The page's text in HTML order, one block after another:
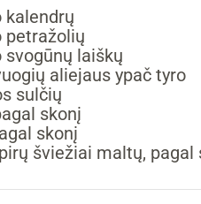
kalendrų
petražolių
svogūnų laiškų
aliejaus ypač tyro
sulčių
skonį
skonį
šviežiai maltų, pagal